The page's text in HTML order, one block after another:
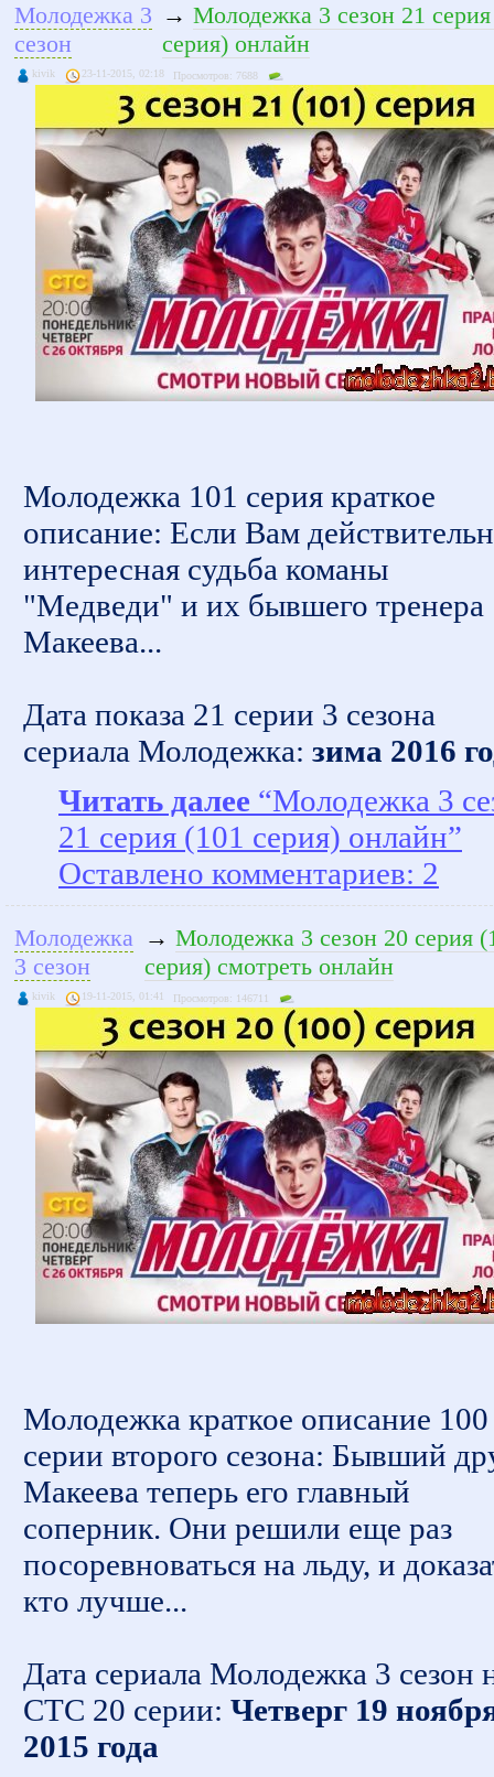
Молодежка 3
сезон
→ Молодежка 3 сезон 21
серия) онлайн
kivik 23-11-2015, 02:18 Просмотров: 7688
Молодежка 101 серия краткое
описание: Если Вам
интересная судьба команы
"Медведи" и их бывшего тренера
Макеева...
Дата показа 21 серии 3 сезона
сериала Молодежка: зима 2016
Читать далее “Молодежка 3
21 серия (101 серия) онлайн”
Оставлено комментариев: 2
Молодежка
3 сезон
→ Молодежка 3 сезон 20 серия
серия) смотреть онлайн
kivik 19-11-2015, 01:41 Просмотров: 146711
Молодежка краткое описание 100
серии второго сезона: Бывший
Макеева теперь его главный
соперник. Они решили еще раз
посоревноваться на льду, и
кто лучше...
Дата сериала Молодежка 3 сезон
СТС 20 серии: Четверг 19
2015 года